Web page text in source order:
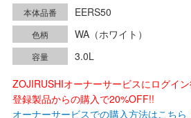
本体品番 EERS50
色柄 WA（ホワイト）
容量
3.0L
ZOJIRUSHIオーナーサービスにログイン
登録製品からの購入で20%OFF!!
オーナーサービスでの購入方法はこちら